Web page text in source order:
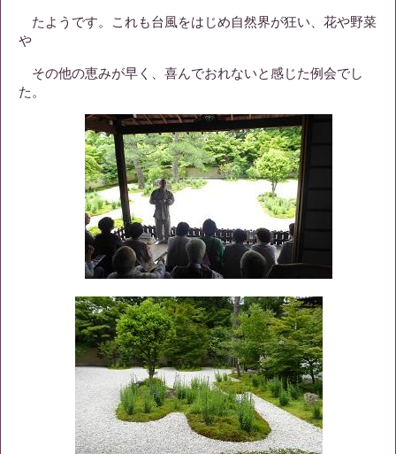
たようです。これも台風をはじめ自然界が狂い、花や野菜
や
その他の恵みが早く、喜んでおれないと感じた例会でし
た。